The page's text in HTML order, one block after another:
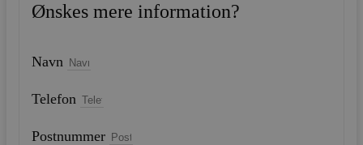
Ønskes mere information?
Navn
Telefon
Postnummer